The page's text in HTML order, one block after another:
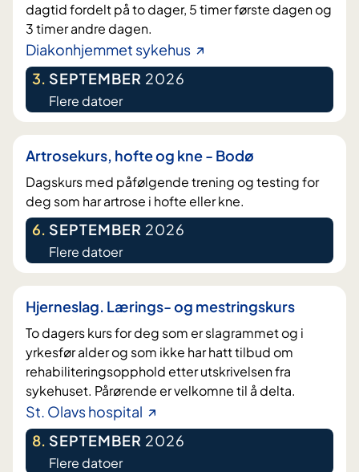
dagtid fordelt på to dager, 5 timer første dagen og
3 timer andre dagen.
Diakonhjemmet sykehus
3. SEPTEMBER 2026
Flere datoer
Artrosekurs, hofte og kne - Bodø
Dagskurs med påfølgende trening og testing for
deg som har artrose i hofte eller kne.
6. SEPTEMBER 2026
Flere datoer
Hjerneslag. Lærings- og mestringskurs
To dagers kurs for deg som er slagrammet og i
yrkesfør alder og som ikke har hatt tilbud om
rehabiliteringsopphold etter utskrivelsen fra
sykehuset. Pårørende er velkomne til å delta.
St. Olavs hospital
8. SEPTEMBER 2026
Flere datoer